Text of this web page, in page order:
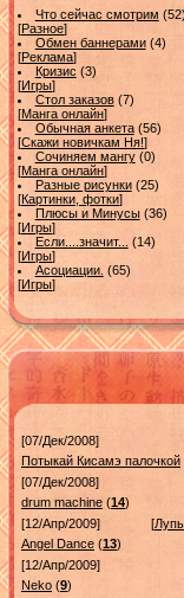
Что сейчас смотрим (52)
[Разное]
Обмен баннерами (4)
[Реклама]
Кризис (3)
[Игры]
Стол заказов (7)
[Манга онлайн]
Обычная анкета (56)
[Скажи новичкам Ня!]
Сочиняем мангу (0)
[Манга онлайн]
Разные рисунки (25)
[Картинки, фотки]
Плюсы и Минусы (36)
[Игры]
Если....значит...
(14)
[Игры]
Асоциации. (65)
[Игры]
[07/Дек/2008]
Потыкай Кисамэ палочкой
[07/Дек/2008]
drum machine (14)
[12/Апр/2009]
[
Angel Dance (13)
[12/Апр/2009]
Neko (9)